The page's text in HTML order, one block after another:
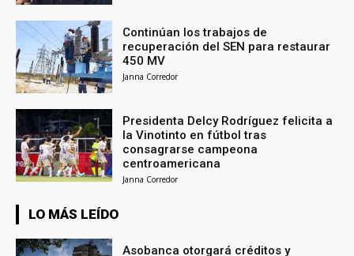
Continúan los trabajos de
recuperación del SEN para restaurar
450 MV
Janna Corredor
Presidenta Delcy Rodríguez felicita a
la Vinotinto en fútbol tras
consagrarse campeona
centroamericana
Janna Corredor
LO MÁS LEÍDO
Asobanca otorgará créditos y